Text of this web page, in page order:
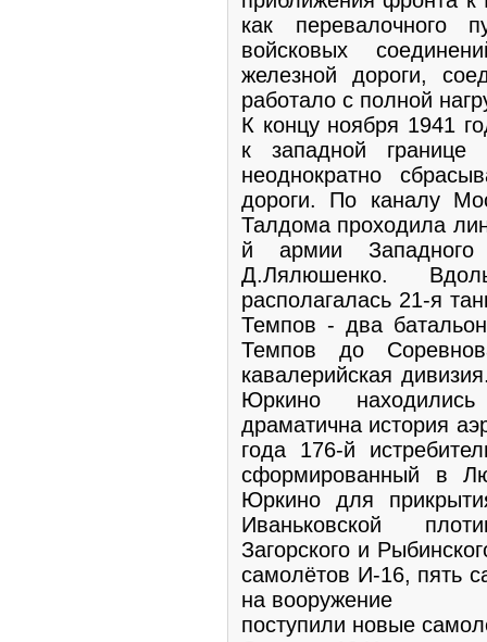
как перевалочного
войсковых
железной дороги,
работало с полной
К концу ноября 1941
к западной
неоднократно
дороги. По каналу
Талдома проходила
й армии
Д.Лялюшенко.
располагалась 21-я
Темпов - два
Темпов до
кавалерийская
Юркино
драматична история
года 176-й
сформированный в
Юркино для
Иваньковской
Загорского и
самолётов И-16, пять
на вооружение
поступили новые